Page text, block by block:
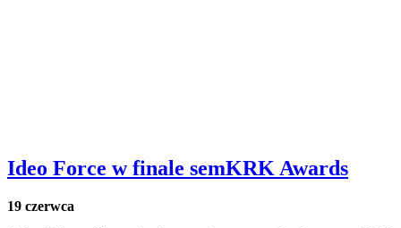
Ideo Force w finale semKRK Awards
19 czerwca